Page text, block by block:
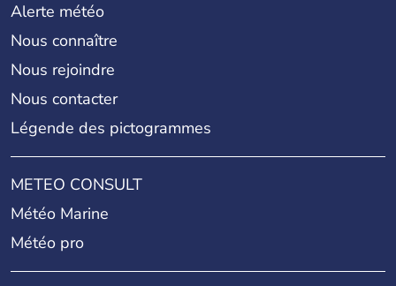
Alerte météo
Nous connaître
Nous rejoindre
Nous contacter
Légende des pictogrammes
METEO CONSULT
Météo Marine
Météo pro